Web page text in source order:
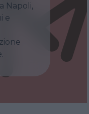
Napoli,
e